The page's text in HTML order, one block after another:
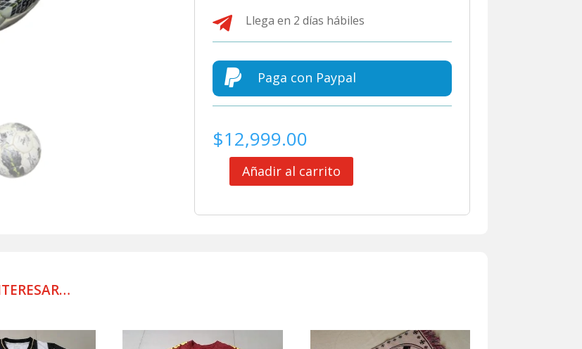
 Llega en 2 días hábiles
 Paga con Paypal
$12,999.00
BALON
BALL
Añadir al carrito